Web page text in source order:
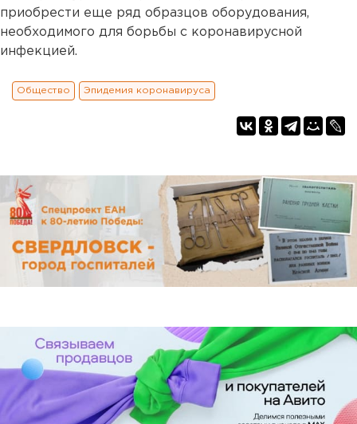
приобрести еще ряд образцов оборудования,
необходимого для борьбы с коронавирусной
инфекцией.
Общество Эпидемия коронавируса